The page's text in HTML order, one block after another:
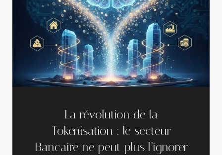
La révolution de la
Tokenisation : le secteur
Bancaire ne peut plus l’ignorer